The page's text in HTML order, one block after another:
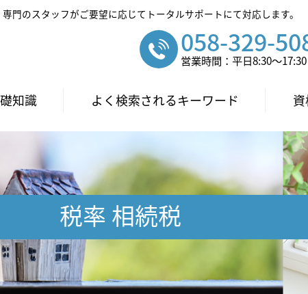
税率 相続税
門のスタッフがご要望に応じてトータルサポートにて対応します。
058-329-
営業時間：平日8:30～17:30
知識 よく検索されるキーワード